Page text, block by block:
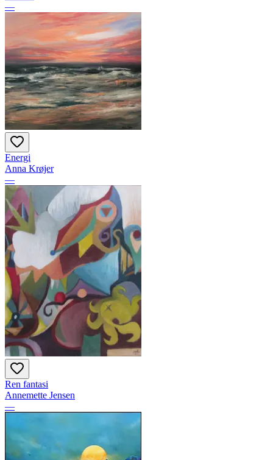
—
Energi
Anna Krøjer
—
Ren fantasi
Annemette Jensen
—